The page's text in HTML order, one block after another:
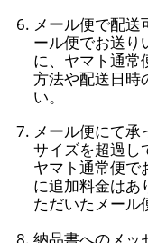
メール便で配
ール便でお送り
に、ヤマト通常
方法や配送日時
い。
メール便にて承
サイズを超過し
ヤマト通常便で
に追加料金はあ
ただいたメール
納品書へのメッ